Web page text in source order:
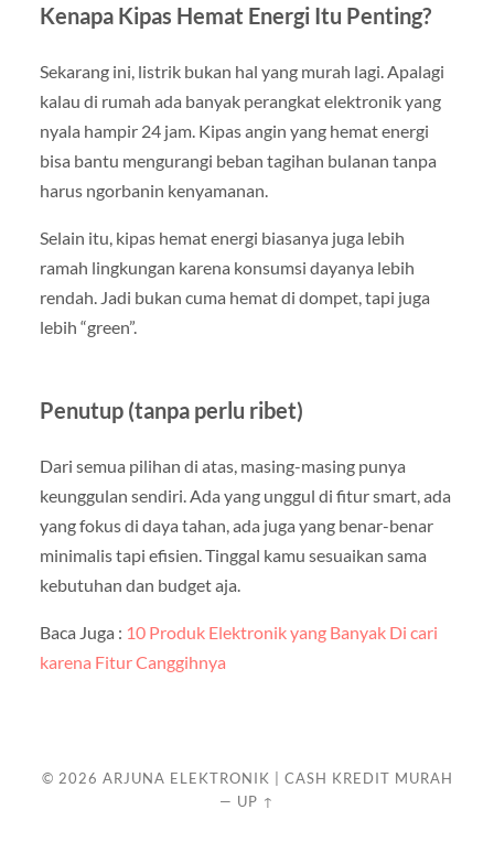
Kenapa Kipas Hemat Energi Itu Penting?
Sekarang ini, listrik bukan hal yang murah lagi. Apalagi
kalau di rumah ada banyak perangkat elektronik yang
nyala hampir 24 jam. Kipas angin yang hemat energi
bisa bantu mengurangi beban tagihan bulanan tanpa
harus ngorbanin kenyamanan.
Selain itu, kipas hemat energi biasanya juga lebih
ramah lingkungan karena konsumsi dayanya lebih
rendah. Jadi bukan cuma hemat di dompet, tapi juga
lebih “green”.
Penutup (tanpa perlu ribet)
Dari semua pilihan di atas, masing-masing punya
keunggulan sendiri. Ada yang unggul di fitur smart, ada
yang fokus di daya tahan, ada juga yang benar-benar
minimalis tapi efisien. Tinggal kamu sesuaikan sama
kebutuhan dan budget aja.
Baca Juga : 10 Produk Elektronik yang Banyak Di cari
karena Fitur Canggihnya
© 2026 ARJUNA ELEKTRONIK | CASH KREDIT MURAH
— UP ↑